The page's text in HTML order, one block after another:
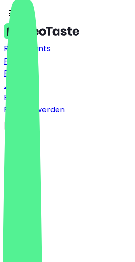
Restaurants
Preise
FAQ
Jobs
Blog
Partner werden